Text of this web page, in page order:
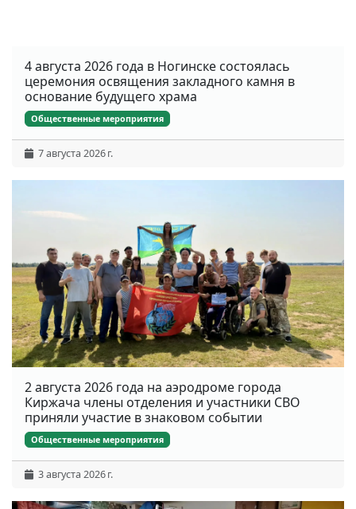
4 августа 2026 года в Ногинске состоялась
церемония освящения закладного камня в
основание будущего храма
Общественные мероприятия
7 августа 2026 г.
2 августа 2026 года на аэродроме города
Киржача члены отделения и участники СВО
приняли участие в знаковом событии
Общественные мероприятия
3 августа 2026 г.